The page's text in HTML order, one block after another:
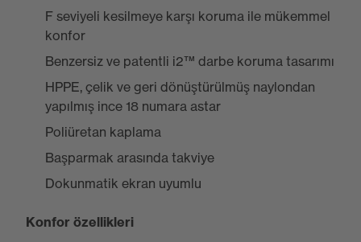
F seviyeli kesilmeye karşı koruma ile mükemmel
konfor
Benzersiz ve patentli i2™ darbe koruma tasarımı
HPPE, çelik ve geri dönüştürülmüş naylondan
yapılmış ince 18 numara astar
Poliüretan kaplama
Başparmak arasında takviye
Dokunmatik ekran uyumlu
Konfor özellikleri